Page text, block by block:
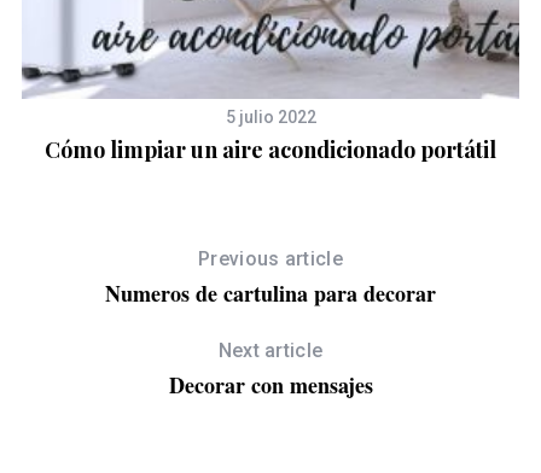
5 julio 2022
Cómo limpiar un aire acondicionado portátil
Previous article
Numeros de cartulina para decorar
Next article
Decorar con mensajes